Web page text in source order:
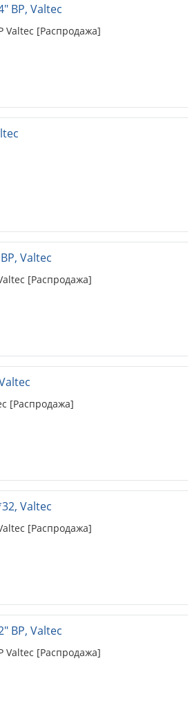
ВР, Valtec
Valtec [Распродажа]
Valtec
[Распродажа]
[Распродажа]
Valtec
[Распродажа]
ВР, Valtec
Valtec [Распродажа]